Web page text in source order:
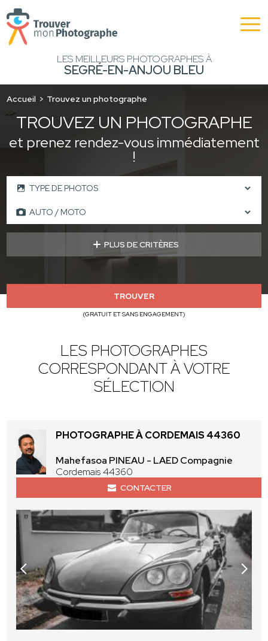
LES MEILLEURS PHOTOGRAPHES À
SEGRÉ-EN-ANJOU BLEU
Accueil Trouvez un photographe
TROUVEZ UN PHOTOGRAPHE
et prenez rendez-vous immédiatement
!
PLUS DE CRITÈRES
TROUVER
(GRATUIT ET SANS ENGAGEMENT)
LES PHOTOGRAPHES
CORRESPONDANT À VOTRE
SÉLECTION
PHOTOGRAPHE À CORDEMAIS 44360
Mahefasoa PINEAU - LAED Compagnie
Cordemais 44360
CONTACTER